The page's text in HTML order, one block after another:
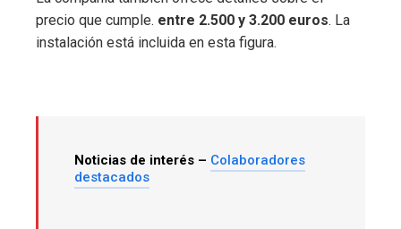
precio que cumple. entre 2.500 y 3.200 euros. La
instalación está incluida en esta figura.
Noticias de interés – Colaboradores
destacados